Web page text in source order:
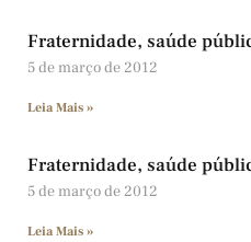
Fraternidade, saúde
5 de março de 2012
Leia Mais »
Fraternidade, saúde
5 de março de 2012
Leia Mais »